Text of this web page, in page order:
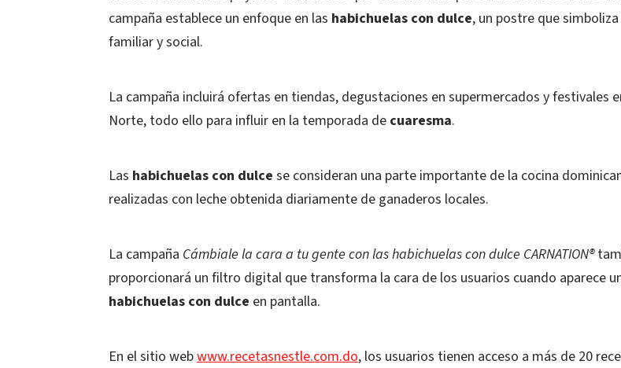
campaña establece un enfoque en las habichuelas con dulce, un postre que
familiar y social.
La campaña incluirá ofertas en tiendas, degustaciones en supermercados y festivales
Norte, todo ello para influir en la temporada de cuaresma.
Las habichuelas con dulce se consideran una parte importante de la cocina
realizadas con leche obtenida diariamente de ganaderos locales.
La campaña Cámbiale la cara a tu gente con las habichuelas con dulce CARNATION®
proporcionará un filtro digital que transforma la cara de los usuarios cuando aparece
habichuelas con dulce en pantalla.
En el sitio webwww.recetasnestle.com.do, los usuarios tienen acceso a más de 20